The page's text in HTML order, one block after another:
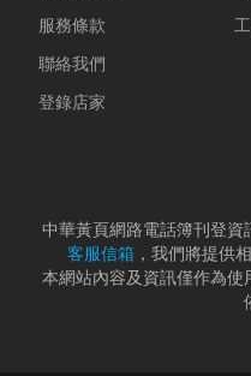
服務條款
聯絡我們
登錄店家
中華黃頁網路電話簿刊登
客服信箱 ，我們將提供
本網站內容及資訊僅作為